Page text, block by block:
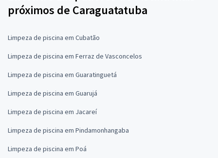
próximos de Caraguatatuba
Limpeza de piscina em Cubatão
Limpeza de piscina em Ferraz de Vasconcelos
Limpeza de piscina em Guaratinguetá
Limpeza de piscina em Guarujá
Limpeza de piscina em Jacareí
Limpeza de piscina em Pindamonhangaba
Limpeza de piscina em Poá